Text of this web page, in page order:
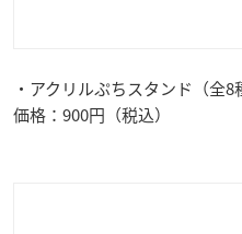
・アクリルぷちスタンド（全8
価格：900円（税込）